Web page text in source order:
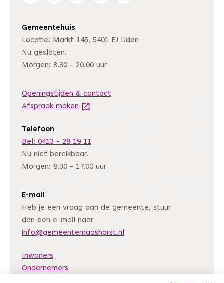
Gemeentehuis
Locatie: Markt 145, 5401 EJ Uden
Nu gesloten.
Morgen: 8.30 - 20.00 uur
Openingstijden & contact
Afspraak maken (Deze link gaat naar een andere
Telefoon
Bel: 0413 - 28 19 11
Nu niet bereikbaar.
Morgen: 8.30 - 17.00 uur
E-mail
Heb je een vraag aan de gemeente, stuur
dan een e-mail naar
info@gemeentemaashorst.nl
Inwoners
Ondernemers